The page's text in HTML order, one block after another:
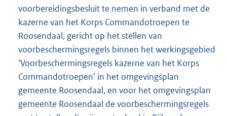
voorbereidingsbesluit te nemen in verband met de
kazerne van het Korps Commandotroepen te
Roosendaal, gericht op het stellen van
voorbeschermingsregels binnen het werkingsgebied
‘Voorbeschermingsregels kazerne van het Korps
Commandotroepen’ in het omgevingsplan
gemeente Roosendaal, en voor het omgevingsplan
gemeente Roosendaal de voorbeschermingsregels